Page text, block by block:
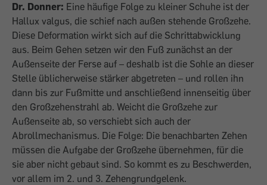
Dr. Donner: Eine häufige Folge zu kleiner Schuhe ist der
Hallux valgus, die schief nach außen stehende Großzehe.
Diese Deformation wirkt sich auf die Schrittabwicklung
aus. Beim Gehen setzen wir den Fuß zunächst an der
Außenseite der Ferse auf – deshalb ist die Sohle an dieser
Stelle üblicherweise stärker abgetreten – und rollen ihn
dann bis zur Fußmitte und anschließend innenseitig über
den Großzehenstrahl ab. Weicht die Großzehe zur
Außenseite ab, so verschiebt sich auch der
Abrollmechanismus. Die Folge: Die benachbarten Zehen
müssen die Aufgabe der Großzehe übernehmen, für die
sie aber nicht gebaut sind. So kommt es zu Beschwerden,
vor allem im 2. und 3. Zehengrundgelenk.